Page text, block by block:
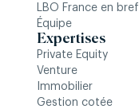
LBO France en bref
Équipe
Expertises
Private Equity
Venture
Immobilier
Gestion cotée